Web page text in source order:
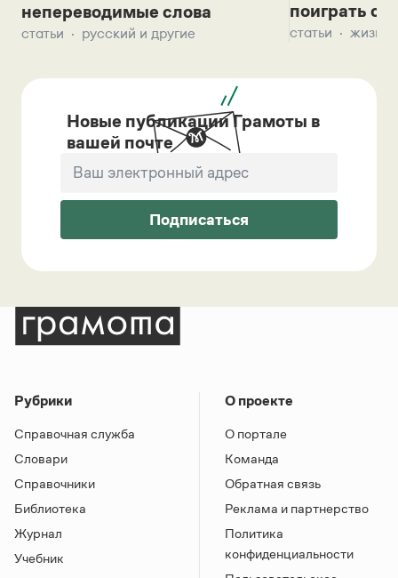
непереводимые слова
статьи русский и другие
поиграть с
статьи жизнь
Новые публикации Грамоты в
вашей почте
Подписаться
Рубрики
Справочная служба
Словари
Справочники
Библиотека
Журнал
Учебник
О проекте
О портале
Команда
Обратная связь
Реклама и партнерство
Политика
конфиденциальности